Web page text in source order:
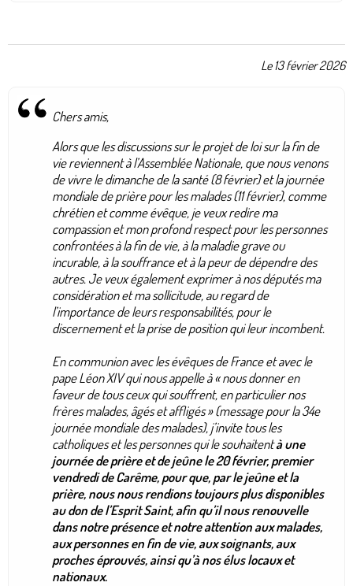
Le 13 février 2026
Chers amis,
Alors que les discussions sur le projet de loi sur la fin de
vie reviennent à l’Assemblée Nationale, que nous venons
de vivre le dimanche de la santé (8 février) et la journée
mondiale de prière pour les malades (11 février), comme
chrétien et comme évêque, je veux redire ma
compassion et mon profond respect pour les personnes
confrontées à la fin de vie, à la maladie grave ou
incurable, à la souffrance et à la peur de dépendre des
autres. Je veux également exprimer à nos députés ma
considération et ma sollicitude, au regard de
l’importance de leurs responsabilités, pour le
discernement et la prise de position qui leur incombent.
En communion avec les évêques de France et avec le
pape Léon XIV qui nous appelle à « nous donner en
faveur de tous ceux qui souffrent, en particulier nos
frères malades, âgés et affligés » (message pour la 34e
journée mondiale des malades), j’invite tous les
catholiques et les personnes qui le souhaitentà une
journée de prière et de jeûne le 20 février, premier
vendredi de Carême, pour que, par le jeûne et la
prière, nous nous rendions toujours plus disponibles
au don de l’Esprit Saint, afin qu’il nous renouvelle
dans notre présence et notre attention aux malades,
aux personnes en fin de vie, aux soignants, aux
proches éprouvés, ainsi qu’à nos élus locaux et
nationaux.